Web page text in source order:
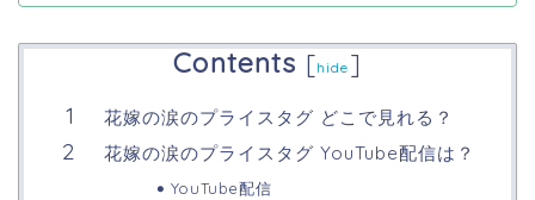
Contents [hide ]
花嫁の涙のプライスタグ どこで見れる？
花嫁の涙のプライスタグ YouTube配信は？
YouTube配信